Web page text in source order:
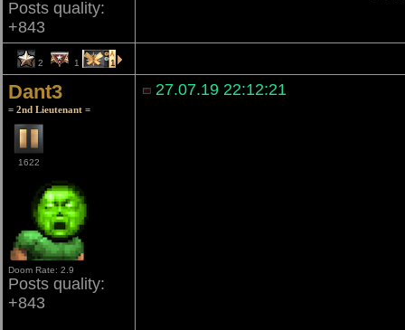
Posts quality:
+843
2 1 1
Dant3
= 2nd Lieutenant =
1622
Doom Rate: 2.9
Posts quality:
+843
27.07.19 22:12:21